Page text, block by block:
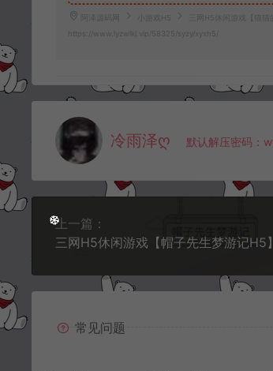
阿泽源码网 小游戏H5
三网H5休闲游戏【猫
https://www.lyzwlkj.vip/58325/syzy/xyxh5/
冷雨泽ღ 默认解压密码：
上一篇：
常见问题